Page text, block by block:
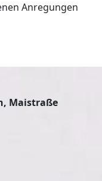
Anregungen
Maistraße